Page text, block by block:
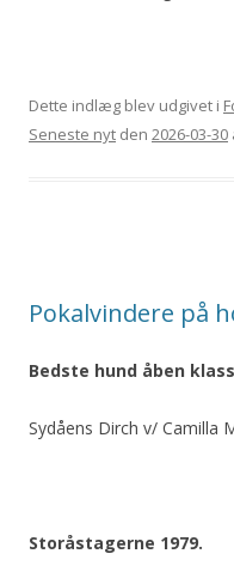
Dette indlæg blev udgivet i
Seneste nyt den 2026-03-30
Pokalvindere på
Bedste hund åben
Sydåens Dirch v/ Camilla
Storåstagerne 1979.